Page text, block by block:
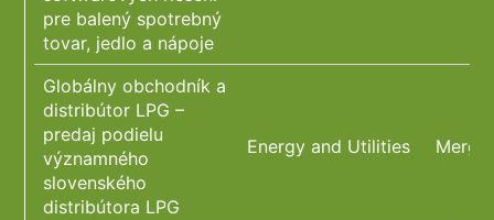
pre balený spotrebný
tovar, jedlo a nápoje
Globálny obchodník a
distribútor LPG –
predaj podielu
významného
slovenského
distribútora LPG
Energy and Utilities